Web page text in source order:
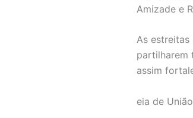
Amizade e
As estreitas
partilharem
assim
eia de